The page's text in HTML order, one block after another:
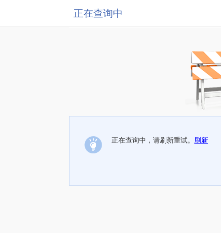
正在查询中
正在查询中，请刷新重试。 刷新